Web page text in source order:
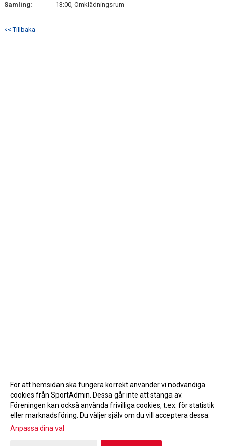
Samling:
13:00, Omklädningsrum
<< Tillbaka
Gå till Webbversion
För att hemsidan ska fungera korrekt använder vi nödvändiga
cookies från SportAdmin. Dessa går inte att stänga av.
Föreningen kan också använda frivilliga cookies, t.ex. för statistik
eller marknadsföring. Du väljer själv om du vill acceptera dessa.
Anpassa dina val